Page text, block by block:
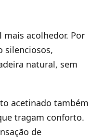
acolhedor. Por
silenciosos,
natural, sem
acetinado também
tragam conforto.
de